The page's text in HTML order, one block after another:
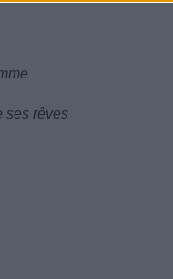
ses rêves